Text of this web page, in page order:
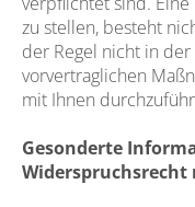
zu stellen, besteht
der Regel nicht in
vorvertraglichen
mit Ihnen
Gesonderte
Widerspruchsrecht